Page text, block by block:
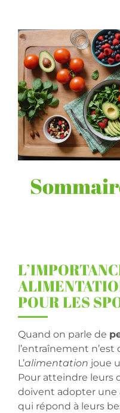
POUR LES
Quand on parle de
l’entraînement
L’alimentation joue
Pour atteindre leurs
doivent adopter une
qui répond à leurs